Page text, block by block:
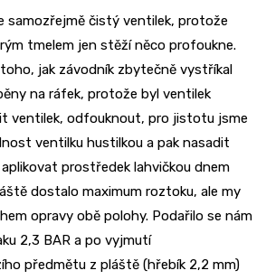
samozřejmě čistý ventilek, protože
tmelem jen stěží něco profoukne.
jak závodník zbytečně vystříkal
na ráfek, protože byl ventilek
ventilek, odfouknout, pro jistotu jsme
ventilku hustilkou a pak nasadit
prostředek lahvičkou dnem
dostalo maximum roztoku, ale my
opravy obě polohy. Podařilo se nám
2,3 BAR a po vyjmutí
předmětu z pláště (hřebík 2,2 mm)